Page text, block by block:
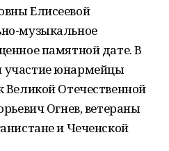
Елисеевой
музыкальное
памятной дате. В
юнармейцы
Отечественной
Огнев, ветераны
и Чеченской